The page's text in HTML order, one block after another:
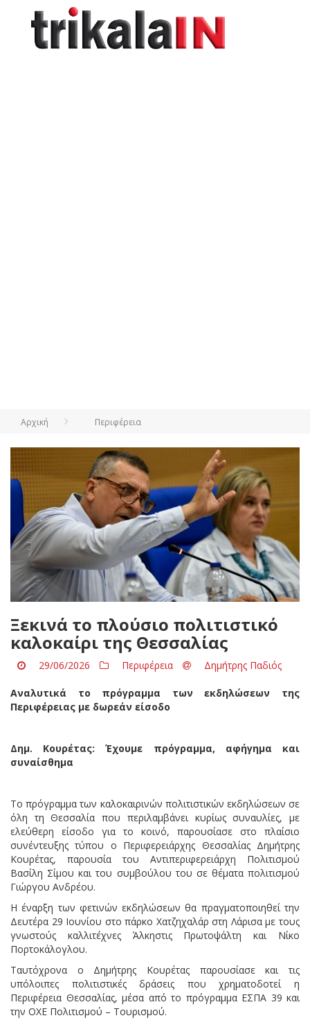
Αρχική Περιφέρεια
Ξεκινά το πλούσιο πολιτιστικό
καλοκαίρι της Θεσσαλίας
29/06/2026 Περιφέρεια Δημήτρης Παδιός
Αναλυτικά το πρόγραμμα των εκδηλώσεων της
Περιφέρειας με δωρεάν είσοδο
Δημ. Κουρέτας: Έχουμε πρόγραμμα, αφήγημα και
συναίσθημα
Το πρόγραμμα των καλοκαιρινών πολιτιστικών εκδηλώσεων σε
όλη τη Θεσσαλία που περιλαμβάνει κυρίως συναυλίες, με
ελεύθερη είσοδο για το κοινό, παρουσίασε στο πλαίσιο
συνέντευξης τύπου ο Περιφερειάρχης Θεσσαλίας Δημήτρης
Κουρέτας, παρουσία του Αντιπεριφερειάρχη Πολιτισμού
Βασίλη Σίμου και του συμβούλου του σε θέματα πολιτισμού
Γιώργου Ανδρέου.
Η έναρξη των φετινών εκδηλώσεων θα πραγματοποιηθεί την
Δευτέρα 29 Ιουνίου στο πάρκο Χατζηχαλάρ στη Λάρισα με τους
γνωστούς καλλιτέχνες Άλκηστις Πρωτοψάλτη και Νίκο
Πορτοκάλογλου.
Ταυτόχρονα ο Δημήτρης Κουρέτας παρουσίασε και τις
υπόλοιπες πολιτιστικές δράσεις που χρηματοδοτεί η
Περιφέρεια Θεσσαλίας, μέσα από το πρόγραμμα ΕΣΠΑ 39 και
την ΟΧΕ Πολιτισμού – Τουρισμού.